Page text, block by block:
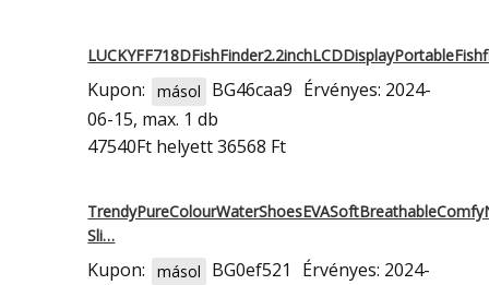
Kupon: másol BG46caa9 Érvényes: 2024-
06-15, max. 1 db
47540Ft helyett 36568 Ft
Sli…
Kupon: másol BG0ef521
Érvényes: 2024-